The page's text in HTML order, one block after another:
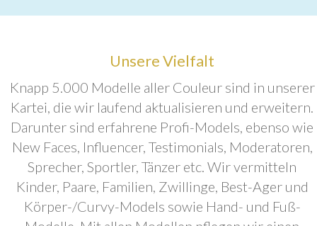
Unsere Vielfalt
Knapp 5.000 Modelle aller Couleur sind in unserer
Kartei, die wir laufend aktualisieren und erweitern.
Darunter sind erfahrene Profi-Models, ebenso wie
New Faces, Influencer, Testimonials, Moderatoren,
Sprecher, Sportler, Tänzer etc. Wir vermitteln
Kinder, Paare, Familien, Zwillinge, Best-Ager und
Körper-/Curvy-Models sowie Hand- und Fuß-